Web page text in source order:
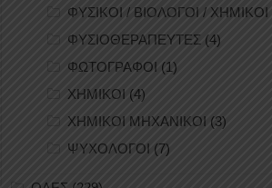
ΦΥΣΙΚΟΙ / ΒΙΟΛΟΓΟΙ / ΧΗΜΙΚΟΙ
ΦΥΣΙΟΘΕΡΑΠΕΥΤΕΣ (4)
ΦΩΤΟΓΡΑΦΟΙ (1)
ΧΗΜΙΚΟΙ (4)
ΧΗΜΙΚΟΙ ΜΗΧΑΝΙΚΟΙ (3)
ΨΥΧΟΛΟΓΟΙ (7)